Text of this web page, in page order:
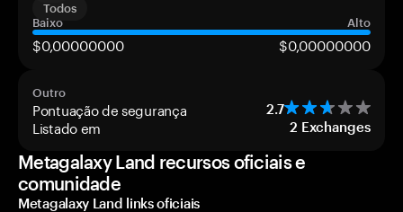
Todos
Baixo
Alto
$0,00000000 $0,00000000
Outro
Pontuação de segurança 2.7
Listado em 2 Exchanges
Metagalaxy Land recursos oficiais e
comunidade
Metagalaxy Land links oficiais